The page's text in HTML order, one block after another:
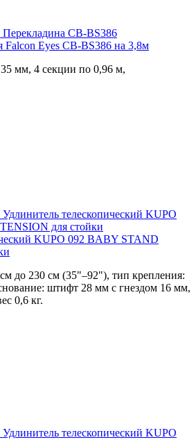
Falcon Eyes CB-BS386 на 3,8м
мм, 4 секции по 0,96 м,
KUPO 092 BABY STAND
до 230 см (35"–92"), тип крепления:
штифт 28 мм с гнездом 16 мм,
0,6 кг.